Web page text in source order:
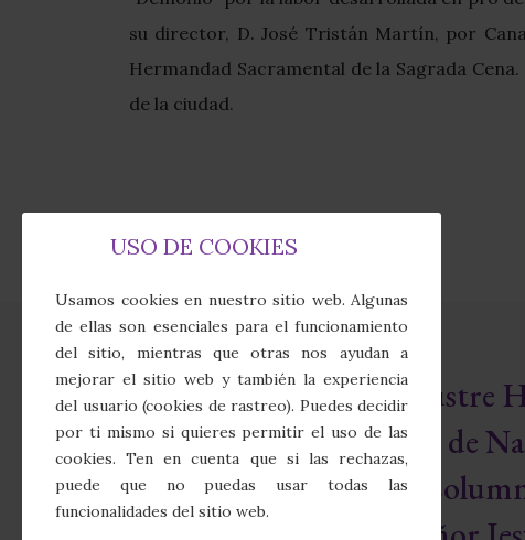
su director, D. José Tristán Martín, por
Hermandad Sacramental de la Sagrada
de la ciudad.
Real e Ilustre
Cofradía de
Sagrada
USO DE COOKIES
Usamos cookies en nuestro sitio web. Algunas
de ellas son esenciales para el funcionamiento
del sitio, mientras que otras nos ayudan a
mejorar el sitio web y también la experiencia
del usuario (cookies de rastreo). Puedes decidir
por ti mismo si quieres permitir el uso de las
cookies. Ten en cuenta que si las rechazas,
puede que no puedas usar todas las
funcionalidades del sitio web.